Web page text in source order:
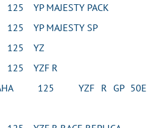
YP MAJESTY PACK
YP MAJESTY SP
125 YZ
125 YZF R
125 YZF R GP 50E